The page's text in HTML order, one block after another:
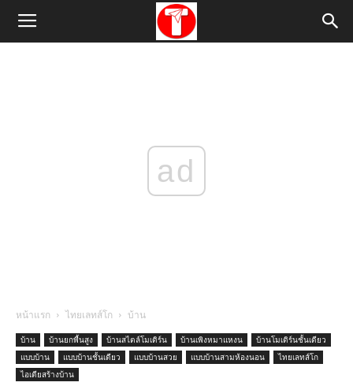
ad
หน้าแรก ไทยเลทส์โก บ้าน
บ้าน บ้านยกพื้นสูง บ้านสไตล์โมเดิร์น บ้านเพิงหมาแหงน
บ้านโมเดิร์นชั้นเดียว
แบบบ้าน
แบบบ้านชั้นเดียว แบบบ้านสวย แบบบ้านสามห้องนอน
ไทยเลทส์โก
ไอเดียสร้างบ้าน